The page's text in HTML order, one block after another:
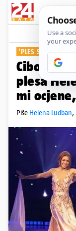
'PLES SA
Ciboci je
plesa
mi
Piše Helena Ludban,